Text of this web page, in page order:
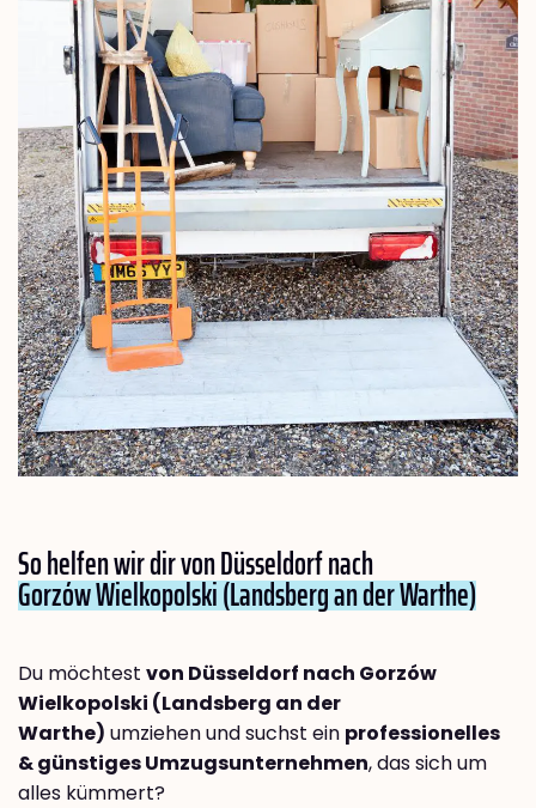
So helfen wir dir von Düsseldorf nach
Gorzów Wielkopolski (Landsberg an der Warthe)
Du möchtest von Düsseldorf nach Gorzów
Wielkopolski (Landsberg an der
Warthe) umziehen und suchst ein professionelles
& günstiges Umzugsunternehmen, das sich um
alles kümmert?